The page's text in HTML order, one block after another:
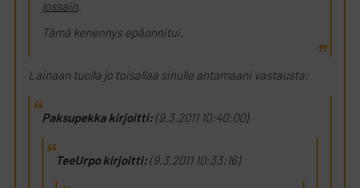
jossain.
Tämä kenennys epäonnitui.
Lainaan tuolla jo toisallaa sinulle antamaani vastausta:
Paksupekka kirjoitti:(9.3.2011 10:40:00)
TeeUrpo kirjoitti:(9.3.2011 10:33:16)